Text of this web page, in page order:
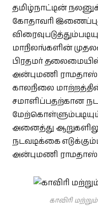
தமிழ்நாட்டின்
கோதாவரி
மாநிலங்களின்
பிரதமர்
அன்புமணி
காலநிலை
சமாளிப்பதற்கான
அனைத்து
நடவடிக்கை
அன்புமணி ராமதாஸ்
காவிரி